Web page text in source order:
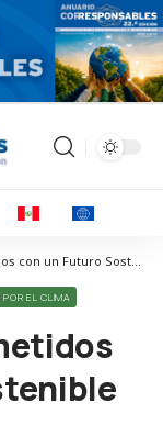
Corresponsables > Opinión > AENZA: Comprometidos con un Futuro Sostenible
EL CLIMA